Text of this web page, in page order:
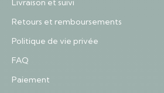
Livraison et suivi
Retours et remboursements
Politique de vie privée
FAQ
Paiement